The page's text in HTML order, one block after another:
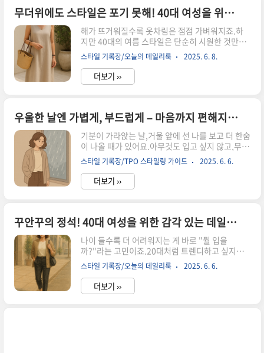
키되 스타일은 놓치지 않는센스 있는 모임룩을 함
께 살펴볼까요? 왜 부부동반 모임 옷차림이 중요할
까?분위기에 맞는 스타일 키워드격식 + 편안함을
살리는 코디 팁상황별 추천 스타일 (식사, 카페, 소
규모 모임 등)마무리 – 나답게, 자연스럽게 빛나는
룩 왜 부부동반 모임 옷차림이 중요할까?부부동반
모임은 단순한 외식 자..
무더위에도 스타일은 포기 못해! 40대 여성을 위한 여름 데일리룩 / 한끗 차이로 달라지는 여름 패션
해가 뜨거워질수록 옷차림은 점점 가벼워지죠.하
지만 40대의 여름 스타일은 단순히 시원한 것만으
로는 부족합니다.땀나고 지치는 계절 속에서도, ‘나
답게, 멋스럽게’를 놓치지 않는 것이 바로 진짜 중
년의 패션 감각이니까요.이 글에서는 덥고 습한 여
름에도 편안함과 세련됨을 모두 챙길 수 있는 40대
볼까요? 왜 여름 옷차림이 중요할까?시원하고 편
한 소재 고르기체형 커버 여름 필수템꾸안꾸 여름
스타일링 팁마무리 한 줄 조언 왜 여름 옷차림이 중
요할까?여름은 단순히 더운 계절이 아닙니다.체력
도, 기분도 쉽게 지치는 시기죠.이럴 때 옷은 단순
한 ‘겉모습’이 아니라 몸을 보호하고, 나를 표현하
는 도구가 됩니다.특히 40대에..
스타일 기록장/오늘의 데일리룩 2025. 6. 8.
더보기 ››
우울한 날엔 가볍게, 부드럽게 – 마음까지 편해지는 옷 / 기분이 가라앉는 날, 옷으로 나를 위로하는 법
기분이 가라앉는 날,거울 앞에 선 나를 보고 더 한숨
이 나올 때가 있어요.아무것도 입고 싶지 않고,무채
색처럼 마음도 축축 늘어지는 그런 날.하지만 그런
날일수록내 몸을 편안하게 감싸주는 옷,내 마음에
조용히 색을 입혀주는 옷이 필요합니다.옷은 단순
한 겉모습이 아니라,나를 지켜주는 감정의 방패이
있는가볍고 부드러운 스타일링을 함께 나눠볼게
요. 우울한 날, 왜 옷이 중요할까?기분을 달래주는
옷의 조건마음을 어루만지는 컬러 & 소재우울한 날
추천 코디 3가지마무리 – 나를 위한 작은 다정함우
울한 날, 왜 옷이 중요할까?우울한 날, 아무것도 하
기 싫고입을 옷조차 고르기 귀찮을 때가 있어요.하
지만 그럴수록 내 마음..
스타일 기록장/TPO 스타일링 가이드 2025. 6. 6.
더보기 ››
꾸안꾸의 정석! 40대 여성을 위한 감각 있는 데일리룩-“나답게 멋있게” 40대를 위한 트렌디 스타일 노하우
나이 들수록 더 어려워지는 게 바로 "뭘 입을
까?"라는 고민이죠.20대처럼 트렌디하고 싶지만
무리하고 싶진 않고,너무 편해 보이면 또 나이 들어
보일까 걱정되기도 해요.그래서 요즘 40대 여성들
사이에서 가장 뜨는 키워드는 바로‘꾸민 듯 안 꾸민
듯, 나답게 멋있게’일명 **“꾸안꾸 스타일”**입니
스타일 기록장/오늘의 데일리룩 2025. 6. 6.
더보기 ››